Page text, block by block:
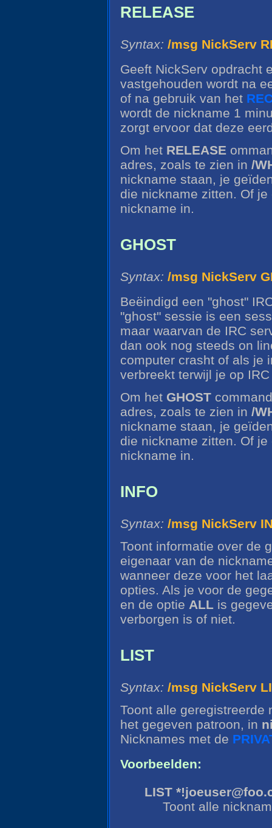
RELEASE
Syntax: /msg NickServ
Geeft NickServ opdracht
vastgehouden wordt na
of na gebruik van het
wordt de nickname 1
zorgt ervoor dat deze
Om het RELEASE
adres, zoals te zien in /
nickname staan, je
die nickname zitten. Of
nickname in.
GHOST
Syntax: /msg NickServ
Beëindigd een "ghost"
"ghost" sessie is een
maar waarvan de IRC
dan ook nog steeds on
computer crasht of als je
verbreekt terwijl je op
Om het GHOST
adres, zoals te zien in /
nickname staan, je
die nickname zitten. Of
nickname in.
INFO
Syntax: /msg NickServ
Toont informatie over de
eigenaar van de
wanneer deze voor het
opties. Als je voor de
en de optie ALL is
verborgen is of niet.
LIST
Syntax: /msg NickServ
Toont alle geregistreerde
het gegeven patroon, in
Nicknames met de
Voorbeelden:
LIST
Toont alle